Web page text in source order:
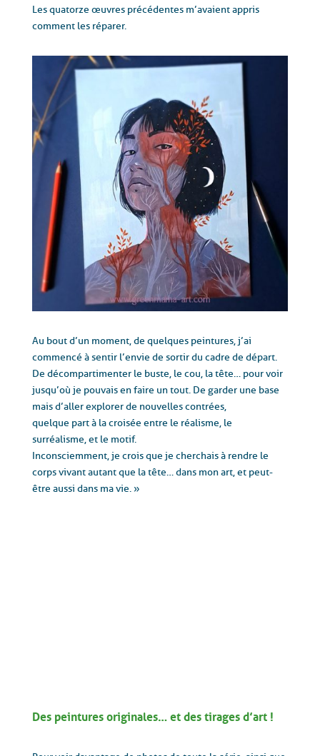
Les quatorze œuvres précédentes m’avaient appris
comment les réparer.
Au bout d’un moment,de quelques peintures,j’ai
commencé à sentir l’envie de sortir du cadre de départ.
De décompartimenter le buste, le cou, la tête… pour voir
jusqu’où je pouvais en faire un tout. De garder une base
mais d’aller explorer de nouvelles contrées,
quelque part à la croisée entre le réalisme, le
surréalisme,et le motif.
Inconsciemment, je crois que je cherchais à rendre le
corps vivant autant que la tête… dans mon art,et peut-
être aussi dans ma vie. »
Des peintures originales… et des tirages d’art !